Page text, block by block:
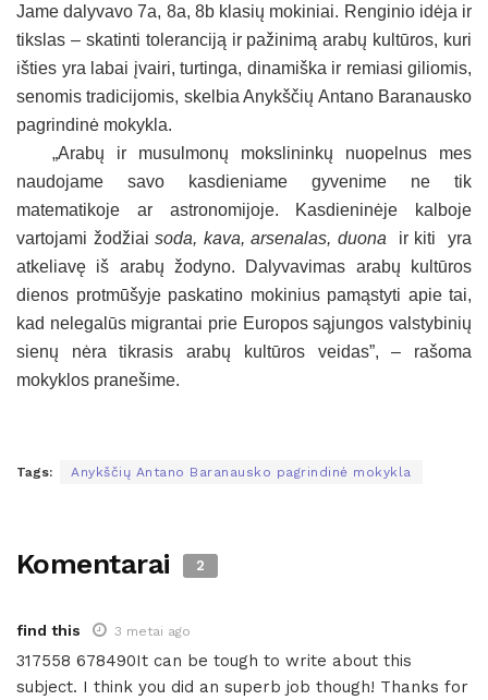
Jame dalyvavo 7a, 8a, 8b klasių mokiniai. Renginio idėja ir
tikslas – skatinti toleranciją ir pažinimą arabų kultūros, kuri
išties yra labai įvairi, turtinga, dinamiška ir remiasi giliomis,
senomis tradicijomis, skelbia Anykščių Antano Baranausko
pagrindinė mokykla.
„Arabų ir musulmonų mokslininkų nuopelnus mes
naudojame savo kasdieniame gyvenime ne tik
matematikoje ar astronomijoje. Kasdieninėje kalboje
vartojami žodžiai soda, kava, arsenalas, duona ir kiti yra
atkeliavę iš arabų žodyno. Dalyvavimas arabų kultūros
dienos protmūšyje paskatino mokinius pamąstyti apie tai,
kad nelegalūs migrantai prie Europos sąjungos valstybinių
sienų nėra tikrasis arabų kultūros veidas”, – rašoma
mokyklos pranešime.
Tags: Anykščių Antano Baranausko pagrindinė mokykla
Komentarai 2
find this 3 metai ago
317558 678490It can be tough to write about this
subject. I think you did an superb job though! Thanks for